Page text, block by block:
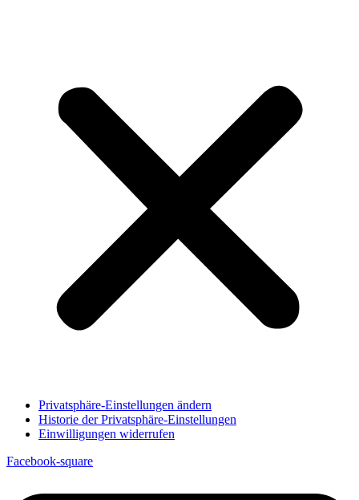
Privatsphäre-Einstellungen ändern
Historie der Privatsphäre-Einstellungen
Einwilligungen widerrufen
Facebook-square